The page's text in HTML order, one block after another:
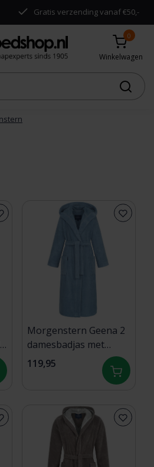
Gratis verzending vanaf €50,-
0
Winkelwagen
Morgenstern Geena 2
damesbadjas met
capuchon Jeansblau XL
119,95